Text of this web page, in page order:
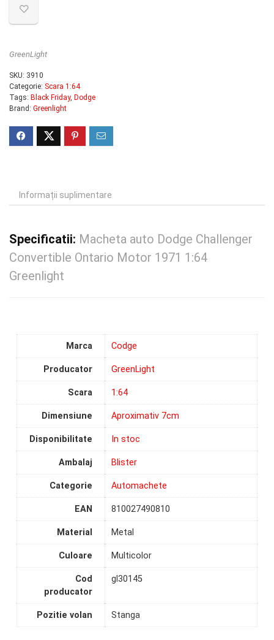
GreenLight
SKU: 3910
Categorie: Scara 1:64
Tags: Black Friday, Dodge
Brand: Greenlight
Informații suplimentare
Specificatii: Macheta auto Dodge Challenger
Convertible Ontario Motor 1971 1:64
Greenlight
Marca Codge
Producator GreenLight
Scara 1:64
Dimensiune Aproximativ 7cm
Disponibilitate In stoc
Ambalaj Blister
Categorie Automachete
EAN 810027490810
Material Metal
Culoare Multicolor
Cod
producator
gl30145
Pozitie volan Stanga